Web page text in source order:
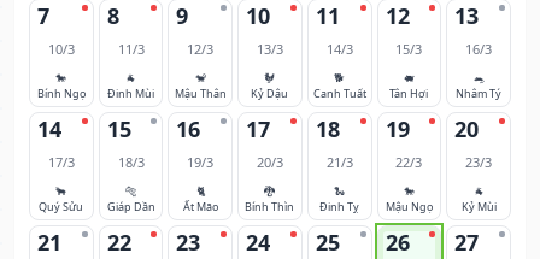
7
10/3
🐎
Bính Ngọ
8
11/3
🐐
Đinh Mùi
9
12/3
🐒
Mậu Thân
10
13/3
🐓
Kỷ Dậu
11
14/3
🐕
Canh Tuất
12
15/3
🐖
Tân Hợi
13
16/3
🐀
Nhâm Tý
14
17/3
🐂
Quý Sửu
15
18/3
🐅
Giáp Dần
16
19/3
🐈
Ất Mão
17
20/3
🐉
Bính Thìn
18
21/3
🐍
Đinh Tỵ
19
22/3
🐎
Mậu Ngọ
20
23/3
🐐
Kỷ Mùi
21 22 23 24 25 26 27